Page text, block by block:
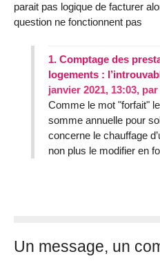
parait pas logique de facturer
question ne fonctionnent pas
1. Comptage des
logements :
janvier 2021, 13:03, par
Comme le mot "forfait"
somme annuelle pour
concerne le chauffage
non plus le modifier en
Un message, un